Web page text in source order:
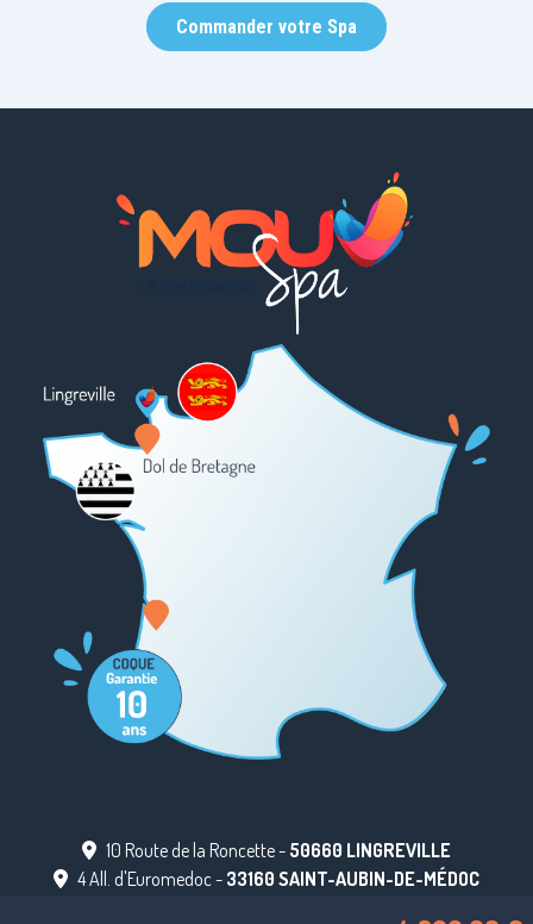
Commander votre Spa
10 Route de la Roncette - 50660 LINGREVILLE
4 All. d'Euromedoc - 33160 SAINT-AUBIN-DE-MÉDOC